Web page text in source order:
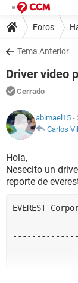
Foros
Tema Anterior
Driver video
Cerrado
abimael15 -
Carlos
Hola,
Nesecito un
reporte de
EVEREST